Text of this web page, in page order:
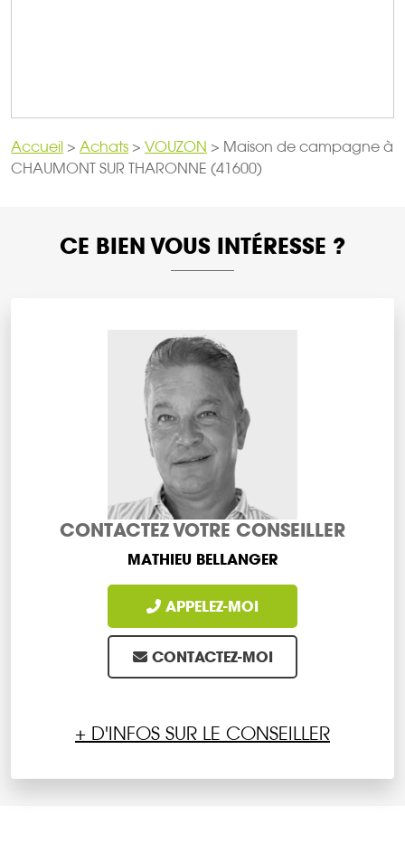
Accueil > Achats > VOUZON > Maison de campagne à
CHAUMONT SUR THARONNE (41600)
CE BIEN VOUS INTÉRESSE ?
CONTACTEZ VOTRE CONSEILLER
MATHIEU BELLANGER
APPELEZ-MOI
CONTACTEZ-MOI
+ D'INFOS SUR LE CONSEILLER